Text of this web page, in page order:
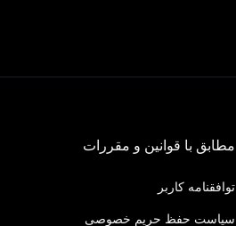
مطابق با قوانین و مقررات
توافقنامه کاربر
سیاست حفظ حریم خصوصی